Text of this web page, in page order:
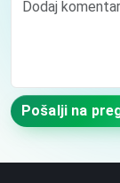
Pošalji na